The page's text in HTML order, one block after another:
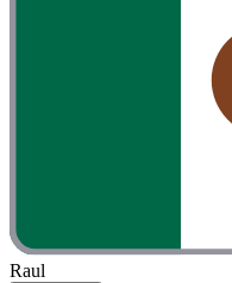
Raul